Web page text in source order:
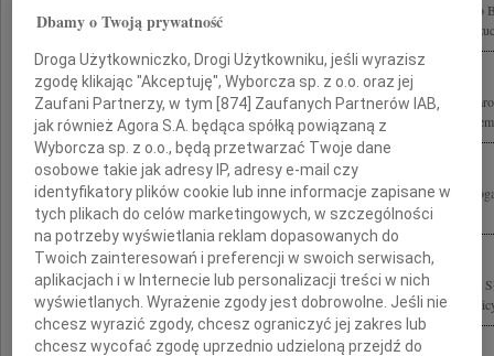
Z wielkim żalem przyjęliśmy wiadomość o tragicznej śmierci Prezesa Narodowego
Skrzypka Rodzinie, Bliskim oraz Współpracownikom wyrazy głębokiego
Z wielkim smutkiem i żalem żegnamy zmarłego 10 kwietnia 2010 roku Prezesa
Sławomira Skrzypka który zginął tragicznie w katastrofie lotniczej pod
Poruszeni do głębi z wielkim żalem i smutkiem żegnamy Sławomira Skrzypka
modlitwie z Tobą Stasiem i Olkiem składamy Wam wyrazy najserdeczniejszego...
Wstrząśnięci tragiczną śmiercią Prezesa Narodowego Banku Polskiego Stanisława
wyrazy najgłębszego współczucia Rodzinie i Przyjaciołom Dyrekcja oraz
Dbamy o Twoją prywatność
Droga Użytkowniczko, Drogi Użytkowniku, jeśli wyrazisz
zgodę klikając "Akceptuję", Wyborcza sp. z o.o. oraz jej
Zaufani Partnerzy, w tym [874 ] Zaufanych Partnerów IAB,
jak również Agora S.A. będąca spółką powiązaną z
Wyborcza sp. z o.o., będą przetwarzać Twoje dane
osobowe takie jak adresy IP, adresy e-mail czy
identyfikatory plików cookie lub inne informacje zapisane w
tych plikach do celów marketingowych, w szczególności
na potrzeby wyświetlania reklam dopasowanych do
Twoich zainteresowań i preferencji w swoich serwisach,
aplikacjach i w Internecie lub personalizacji treści w nich
wyświetlanych. Wyrażenie zgody jest dobrowolne. Jeśli nie
chcesz wyrazić zgody, chcesz ograniczyć jej zakres lub
chcesz wycofać zgodę uprzednio udzieloną przejdź do